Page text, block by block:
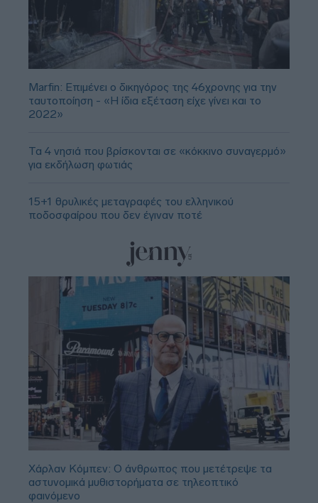
Marfin: Επιμένει ο δικηγόρος της 46χρονης για την
ταυτοποίηση - «Η ίδια εξέταση είχε γίνει και το
2022»
Τα 4 νησιά που βρίσκονται σε «κόκκινο συναγερμό»
για εκδήλωση φωτιάς
15+1 θρυλικές μεταγραφές του ελληνικού
ποδοσφαίρου που δεν έγιναν ποτέ
Χάρλαν Κόμπεν: Ο άνθρωπος που μετέτρεψε τα
αστυνομικά μυθιστορήματα σε τηλεοπτικό
φαινόμενο